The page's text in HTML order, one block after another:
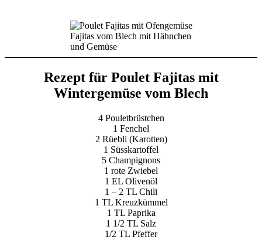
Fajitas vom Blech mit Hähnchen
und Gemüse
Rezept für Poulet Fajitas mit
Wintergemüse vom Blech
4 Pouletbrüstchen
1 Fenchel
2 Rüebli (Karotten)
1 Süsskartoffel
5 Champignons
1 rote Zwiebel
1 EL Olivenöl
1 – 2 TL Chili
1 TL Kreuzkümmel
1 TL Paprika
1 1/2 TL Salz
1/2 TL Pfeffer